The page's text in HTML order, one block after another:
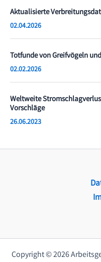
Aktualisierte
02.04.2026
Totfunde von Greifvögeln
02.02.2026
Weltweite
Vorschläge
26.06.2023
Copyright © 2026